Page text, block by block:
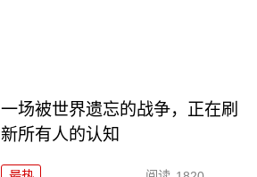
一场被世界遗忘的战争，正在刷
新所有人的认知